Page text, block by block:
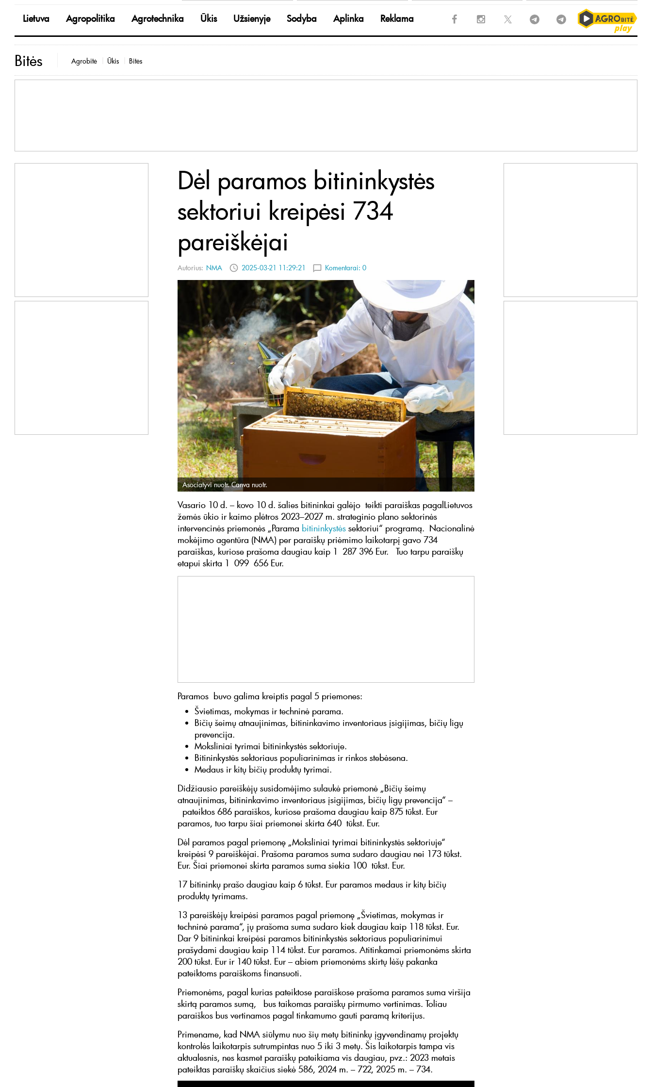
Lietuva Agropolitika Agrotechnika Ūkis Užsienyje Sodyba Aplinka Reklama
Bitės Agrobitė Ūkis Bitės
Dėl paramos bitininkystės
sektoriui kreipėsi 734
pareiškėjai
Autorius: NMA 2025-03-21 11:29:21 Komentarai: 0
Asociatyvi nuotr. Canva nuotr.
Vasario 10 d. – kovo 10 d. šalies bitininkai galėjo teikti paraiškas pagalLietuvos
žemės ūkio ir kaimo plėtros 2023–2027 m. strateginio plano sektorinės
intervencinės priemonės „Parama bitininkystės sektoriui“ programą. Nacionalinė
mokėjimo agentūra (NMA) per paraiškų priėmimo laikotarpį gavo 734
paraiškas, kuriose prašoma daugiau kaip 1 287 396 Eur. Tuo tarpu paraiškų
etapui skirta 1 099 656 Eur.
Paramos buvo galima kreiptis pagal 5 priemones:
Švietimas, mokymas ir techninė parama.
Bičių šeimų atnaujinimas, bitininkavimo inventoriaus įsigijimas, bičių ligų
prevencija.
Moksliniai tyrimai bitininkystės sektoriuje.
Bitininkystės sektoriaus populiarinimas ir rinkos stebėsena.
Medaus ir kitų bičių produktų tyrimai.
Didžiausio pareiškėjų susidomėjimo sulaukė priemonė „Bičių šeimų
atnaujinimas, bitininkavimo inventoriaus įsigijimas, bičių ligų prevencija“ –
pateiktos 686 paraiškos, kuriose prašoma daugiau kaip 875 tūkst. Eur
paramos, tuo tarpu šiai priemonei skirta 640 tūkst. Eur.
Dėl paramos pagal priemonę „Moksliniai tyrimai bitininkystės sektoriuje“
kreipėsi 9 pareiškėjai. Prašoma paramos suma sudaro daugiau nei 173 tūkst.
Eur. Šiai priemonei skirta paramos suma siekia 100 tūkst. Eur.
17 bitininkų prašo daugiau kaip 6 tūkst. Eur paramos medaus ir kitų bičių
produktų tyrimams.
13 pareiškėjų kreipėsi paramos pagal priemonę „Švietimas, mokymas ir
techninė parama“, jų prašoma suma sudaro kiek daugiau kaip 118 tūkst. Eur.
Dar 9 bitininkai kreipėsi paramos bitininkystės sektoriaus populiarinimui
prašydami daugiau kaip 114 tūkst. Eur paramos. Atitinkamai priemonėms skirta
200 tūkst. Eur ir 140 tūkst. Eur – abiem priemonėms skirtų lėšų pakanka
pateiktoms paraiškoms finansuoti.
Priemonėms, pagal kurias pateiktose paraiškose prašoma paramos suma viršija
skirtą paramos sumą, bus taikomas paraiškų pirmumo vertinimas. Toliau
paraiškos bus vertinamos pagal tinkamumo gauti paramą kriterijus.
Primename, kad NMA siūlymu nuo šių metų bitininkų įgyvendinamų projektų
kontrolės laikotarpis sutrumpintas nuo 5 iki 3 metų. Šis laikotarpis tampa vis
aktualesnis, nes kasmet paraiškų pateikiama vis daugiau, pvz.: 2023 metais
pateiktas paraiškų skaičius siekė 586, 2024 m. – 722, 2025 m. – 734.